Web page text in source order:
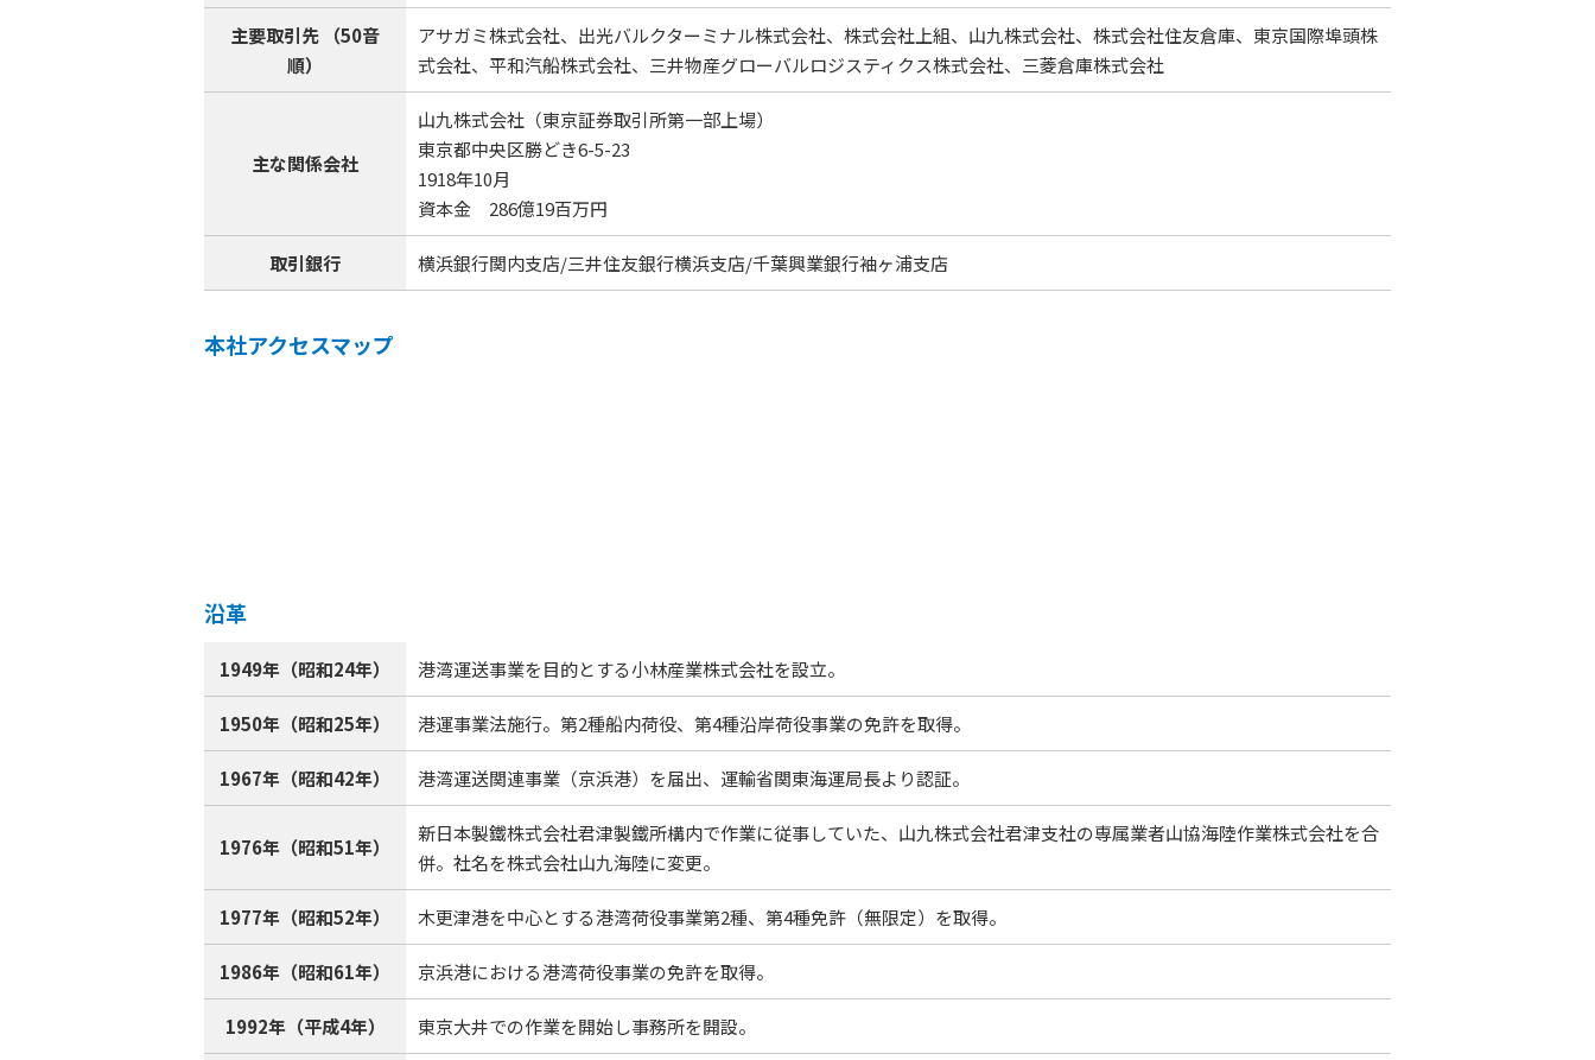
主要取引先 （50音
順）
アサガミ株式会社、出光バルクターミナル株式会社、株式会社上組、山九株式会社、株式会社住友倉庫、東京国際埠頭株
式会社、平和汽船株式会社、三井物産グローバルロジスティクス株式会社、三菱倉庫株式会社
主な関係会社
山九株式会社（東京証券取引所第一部上場）
東京都中央区勝どき6-5-23
1918年10月
資本金 286億19百万円
取引銀行 横浜銀行関内支店/三井住友銀行横浜支店/千葉興業銀行袖ヶ浦支店
本社アクセスマップ
沿革
1949年（昭和24年） 港湾運送事業を目的とする小林産業株式会社を設立。
1950年（昭和25年） 港運事業法施行。第2種船内荷役、第4種沿岸荷役事業の免許を取得。
1967年（昭和42年） 港湾運送関連事業（京浜港）を届出、運輸省関東海運局長より認証。
1976年（昭和51年）
新日本製鐵株式会社君津製鐵所構内で作業に従事していた、山九株式会社君津支社の専属業者山協海陸作業株式会社を合
併。社名を株式会社山九海陸に変更。
1977年（昭和52年） 木更津港を中心とする港湾荷役事業第2種、第4種免許（無限定）を取得。
1986年（昭和61年） 京浜港における港湾荷役事業の免許を取得。
1992年（平成4年） 東京大井での作業を開始し事務所を開設。